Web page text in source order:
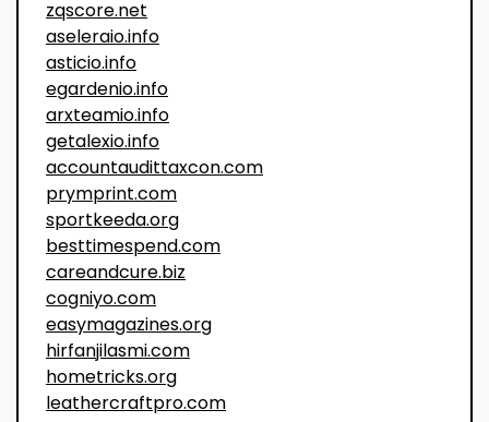
zqscore.net
aseleraio.info
asticio.info
egardenio.info
arxteamio.info
getalexio.info
accountaudittaxcon.com
prymprint.com
sportkeeda.org
besttimespend.com
careandcure.biz
cogniyo.com
easymagazines.org
hirfanjilasmi.com
hometricks.org
leathercraftpro.com